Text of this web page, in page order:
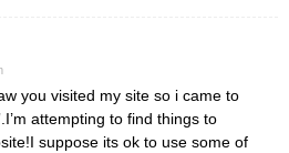
you visited my site so i came to
attempting to find things to
suppose its ok to use some of